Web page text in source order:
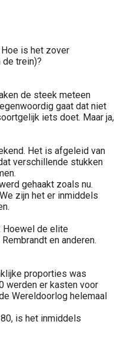
is het zover
trein)?
de steek meteen
gaat dat niet
iets doet. Maar ja,
Het is afgeleid van
verschillende stukken
gehaakt zoals nu.
zijn het er inmiddels
Hoewel de elite
en anderen.
proporties was
werden er kasten voor
Wereldoorlog helemaal
is het inmiddels